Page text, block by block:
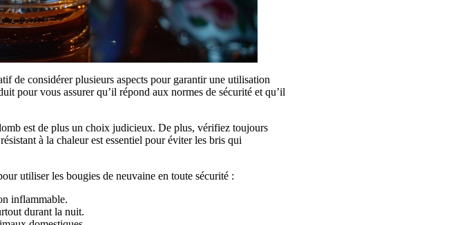
de considérer plusieurs aspects pour garantir une utilisation
pour vous assurer qu’il répond aux normes de sécurité et qu’il
est de plus un choix judicieux. De plus, vérifiez toujours
à la chaleur est essentiel pour éviter les bris qui
utiliser les bougies de neuvaine en toute sécurité :
inflammable.
durant la nuit.